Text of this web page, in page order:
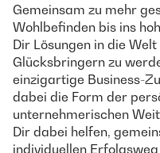
Gemeinsam zu mehr
Wohlbefinden bis ins
Dir Lösungen in die
Glücksbringern zu
einzigartige Business-
dabei die Form der
unternehmerischen
Dir dabei helfen,
individuellen